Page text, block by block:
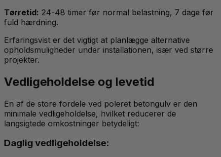
Tørretid: 24-48 timer før normal belastning, 7 dage før
fuld hærdning.
Erfaringsvist er det vigtigt at planlægge alternative
opholdsmuligheder under installationen, især ved større
projekter.
Vedligeholdelse og levetid
En af de store fordele ved poleret betongulv er den
minimale vedligeholdelse, hvilket reducerer de
langsigtede omkostninger betydeligt:
Daglig vedligeholdelse: